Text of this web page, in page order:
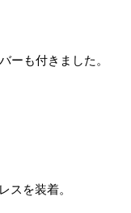
ーも付きました。
スを装着。